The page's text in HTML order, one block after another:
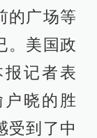
的广场等
。美国政
记者表
晓的胜
受到了中